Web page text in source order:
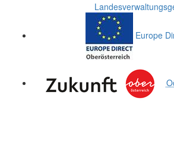
Europe